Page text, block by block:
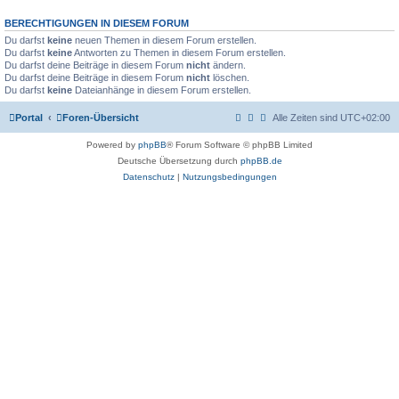
BERECHTIGUNGEN IN DIESEM FORUM
Du darfst keine neuen Themen in diesem Forum erstellen.
Du darfst keineAntworten zu Themen in diesem Forum erstellen.
Du darfst deine Beiträge in diesem Forum nicht ändern.
Du darfst deine Beiträge in diesem Forum nicht löschen.
Du darfst keine Dateianhänge in diesem Forum erstellen.
Portal Foren-Übersicht Alle Zeiten sind UTC+02:00
Powered by phpBB® Forum Software © phpBB Limited
Deutsche Übersetzung durch phpBB.de
Datenschutz | Nutzungsbedingungen